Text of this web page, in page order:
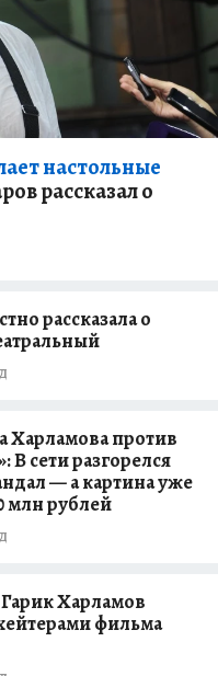
настольные
рассказал о
рассказала о
Харламова против
В сети разгорелся
— а картина уже
млн рублей
Гарик Харламов
фильма